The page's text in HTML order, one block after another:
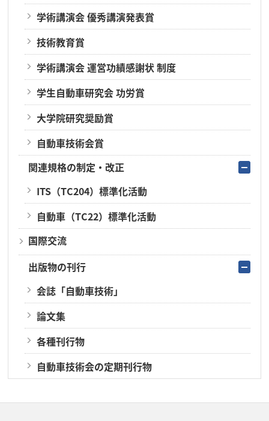
学術講演会 優秀講演発表賞
技術教育賞
学術講演会 運営功績感謝状 制度
学生自動車研究会 功労賞
大学院研究奨励賞
自動車技術会賞
関連規格の制定・改正
ITS（TC204）標準化活動
自動車（TC22）標準化活動
国際交流
出版物の刊行
会誌「自動車技術」
論文集
各種刊行物
自動車技術会の定期刊行物